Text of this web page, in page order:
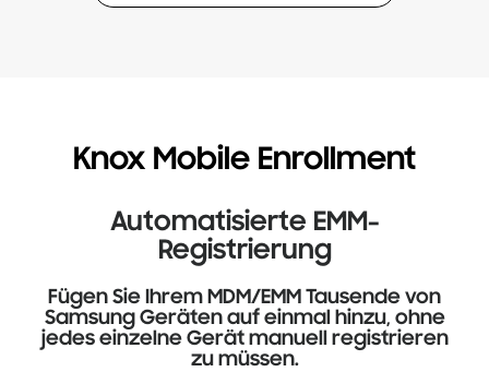
Knox Mobile Enrollment
Automatisierte EMM-
Registrierung
Fügen Sie Ihrem MDM/EMM Tausende von
Samsung Geräten auf einmal hinzu, ohne
jedes einzelne Gerät manuell registrieren
zu müssen.